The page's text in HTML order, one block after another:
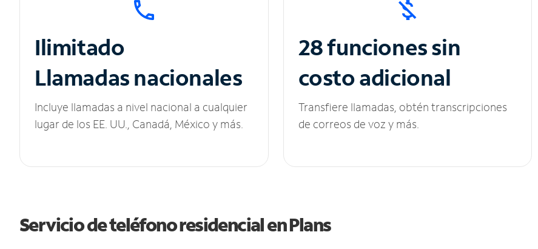
Ilimitado
Llamadas nacionales
Incluye llamadas a nivel nacional a cualquier
lugar de los EE. UU., Canadá, México y más.
28 funciones sin
costo adicional
Transfiere llamadas, obtén transcripciones
de correos de voz y más.
Servicio de teléfono residencial en Plans